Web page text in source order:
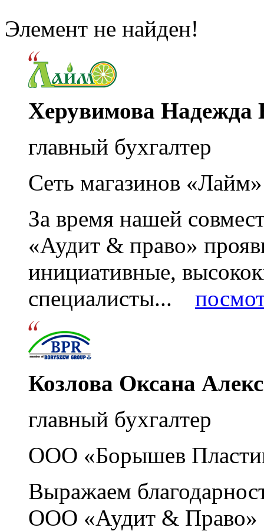
Элемент не найден!
Херувимова Надежда
главный бухгалтер
Сеть магазинов «Лайм»
За время нашей
«Аудит & право»
инициативные,
специалисты...
Козлова Оксана
главный бухгалтер
ООО «Борышев
Выражаем
ООО «Аудит & Право»